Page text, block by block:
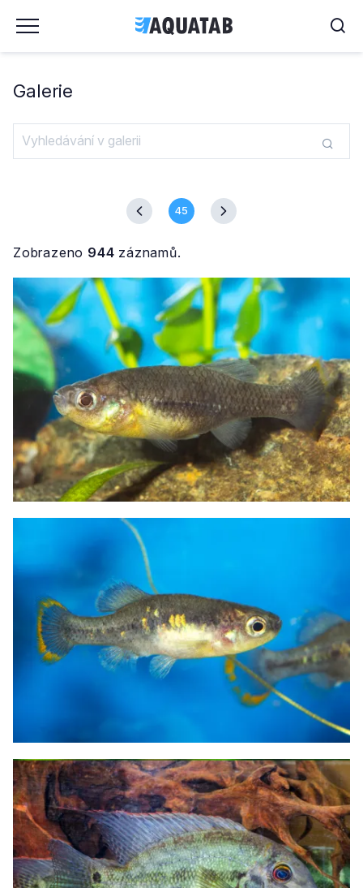
Galerie
45
Zobrazeno 944 záznamů.